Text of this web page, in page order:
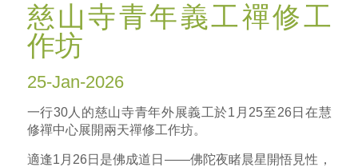
慈山寺青年義工禪修工
作坊
25-Jan-2026
一行30人的慈山寺青年外展義工於1月25至26日在慧
修禪中心展開兩天禪修工作坊。
適逢1月26日是佛成道日——佛陀夜睹晨星開悟見性，